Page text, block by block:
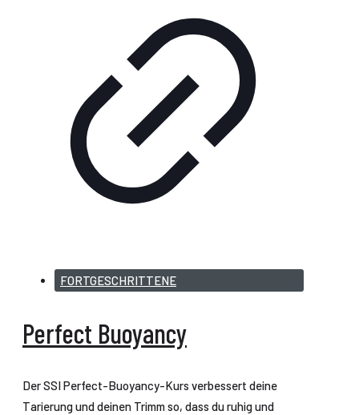
FORTGESCHRITTENE
Perfect Buoyancy
Der SSI Perfect-Buoyancy-Kurs verbessert deine
Tarierung und deinen Trimm so, dass du ruhig und